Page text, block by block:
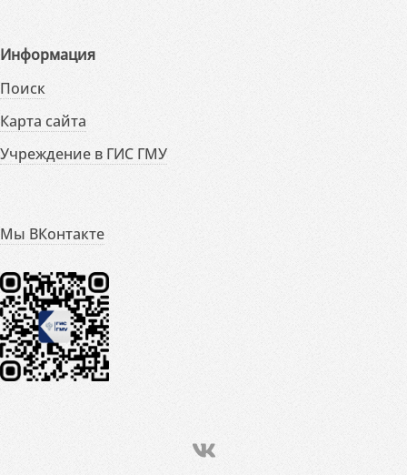
Информация
Поиск
Карта сайта
Учреждение в ГИС ГМУ
Мы ВКонтакте